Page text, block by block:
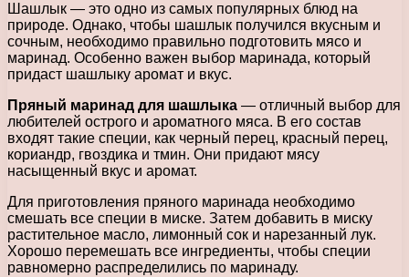
Шашлык — это одно из самых популярных блюд на
природе. Однако, чтобы шашлык получился вкусным и
сочным, необходимо правильно подготовить мясо и
маринад. Особенно важен выбор маринада, который
придаст шашлыку аромат и вкус.
Пряный маринад для шашлыка — отличный выбор для
любителей острого и ароматного мяса. В его состав
входят такие специи, как черный перец, красный перец,
кориандр, гвоздика и тмин. Они придают мясу
насыщенный вкус и аромат.
Для приготовления пряного маринада необходимо
смешать все специи в миске. Затем добавить в миску
растительное масло, лимонный сок и нарезанный лук.
Хорошо перемешать все ингредиенты, чтобы специи
равномерно распределились по маринаду.